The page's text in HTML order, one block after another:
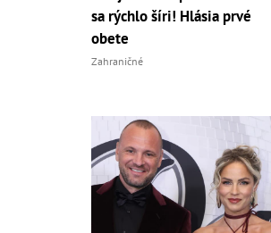
sa rýchlo šíri! Hlásia prvé
obete
Zahraničné